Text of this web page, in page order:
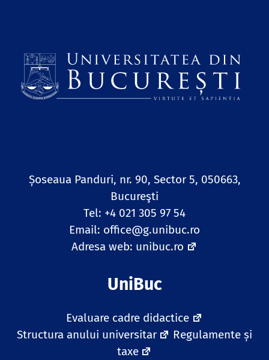
Șoseaua Panduri, nr. 90, Sector 5, 050663,
Bucureşti
Tel: +4 021 305 97 54
Email: office@g.unibuc.ro
Adresa web: unibuc.ro
UniBuc
Evaluare cadre didactice
Structura anului universitar
Regulamente și
taxe